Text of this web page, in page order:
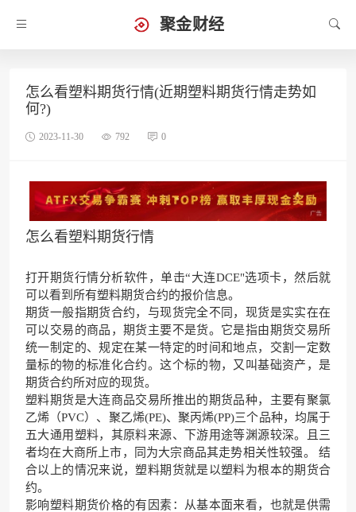
聚金财经
怎么看塑料期货行情(近期塑料期货行情走势如
何?)
2023-11-30 792 0
怎么看塑料期货行情
打开期货行情分析软件，单击“大连DCE"选项卡，然后就
可以看到所有塑料期货合约的报价信息。
期货一般指期货合约，与现货完全不同，现货是实实在在
可以交易的商品，期货主要不是货。它是指由期货交易所
统一制定的、规定在某一特定的时间和地点，交割一定数
量标的物的标准化合约。这个标的物，又叫基础资产，是
期货合约所对应的现货。
塑料期货是大连商品交易所推出的期货品种，主要有聚氯
乙烯 （PVC）、 聚乙烯(PE)、聚丙烯(PP)三个品种，均属于
五大通用塑料，其原料来源、下游用途等渊源较深。且三
者均在大商所上市，同为大宗商品其走势相关性较强。 结
合以上的情况来说，塑料期货就是以塑料为根本的期货合
约。
影响塑料期货价格的有因素：从基本面来看，也就是供需